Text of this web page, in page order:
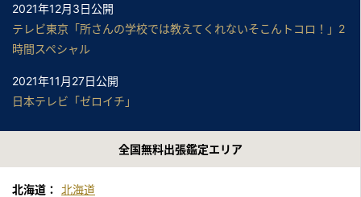
2021年12月3日公開
テレビ東京「所さんの学校では教えてくれないそこんトコロ！」2
時間スペシャル
2021年11月27日公開
日本テレビ「ゼロイチ」
2021年11月24日公開
中京テレビ「それって！？実際どうなの課」
2021年11月13日公開
全国無料出張鑑定エリア
北海道： 北海道